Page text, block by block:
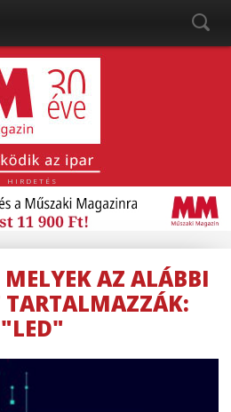
HIRDETÉS
MELYEK AZ ALÁBBI
TARTALMAZZÁK:
"LED"